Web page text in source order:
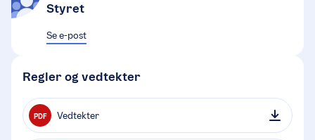
Styret
Se e-post
Regler og vedtekter
PDF Vedtekter